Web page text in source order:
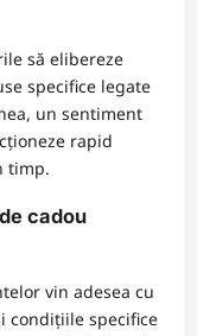
să elibereze
specifice legate
un sentiment
rapid
timp.
cadou
vin adesea cu
condițiile specifice